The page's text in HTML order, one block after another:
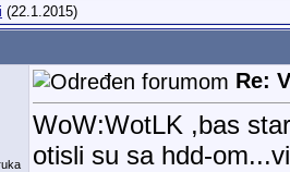
(22.1.2015)
Re:
WoW:WotLK ,bas
otisli su sa hdd-